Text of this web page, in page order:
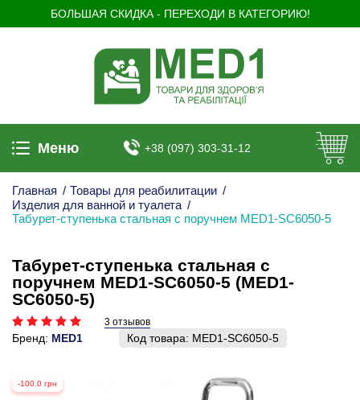
БОЛЬШАЯ СКИДКА - ПЕРЕХОДИ В КАТЕГОРИЮ!
Меню +38 (097) 303-31-12
Главная / Товары для реабилитации /
Изделия для ванной и туалета /
Табурет-ступенька стальная с поручнем MED1-SC6050-5
Табурет-ступенька стальная с
поручнем MED1-SC6050-5 (MED1-
SC6050-5)
3 отзывов
Бренд: MED1 Код товара: MED1-SC6050-5
-100.0 грн